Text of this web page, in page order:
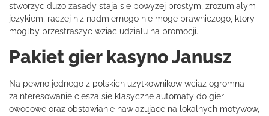
stworzyc duzo zasady staja sie powyzej prostym, zrozumialym
jezykiem, raczej niz nadmiernego nie moge prawniczego, ktory
moglby przestraszyc wziac udzialu na promocji.
Pakiet gier kasyno Janusz
Na pewno jednego z polskich uzytkownikow wciaz ogromna
zainteresowanie ciesza sie klasyczne automaty do gier
owocowe oraz obstawianie nawiazujace na lokalnych motywow,